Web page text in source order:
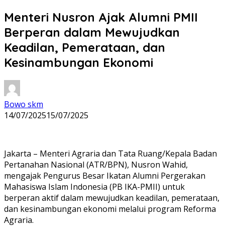
Menteri Nusron Ajak Alumni PMII
Berperan dalam Mewujudkan
Keadilan, Pemerataan, dan
Kesinambungan Ekonomi
Bowo skm
14/07/202515/07/2025
Jakarta – Menteri Agraria dan Tata Ruang/Kepala Badan
Pertanahan Nasional (ATR/BPN), Nusron Wahid,
mengajak Pengurus Besar Ikatan Alumni Pergerakan
Mahasiswa Islam Indonesia (PB IKA-PMII) untuk
berperan aktif dalam mewujudkan keadilan, pemerataan,
dan kesinambungan ekonomi melalui program Reforma
Agraria.